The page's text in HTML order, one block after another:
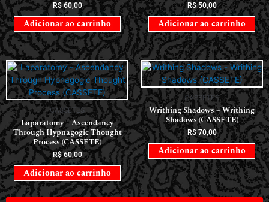
R$60,00
Adicionar ao carrinho
R$50,00
Adicionar ao carrinho
CASSETES
Laparatomy – Ascendancy
Through Hypnagogic Thought
Process (CASSETE)
R$60,00
Adicionar ao carrinho
CASSETES
Writhing Shadows – Writhing
Shadows (CASSETE)
R$70,00
Adicionar ao carrinho